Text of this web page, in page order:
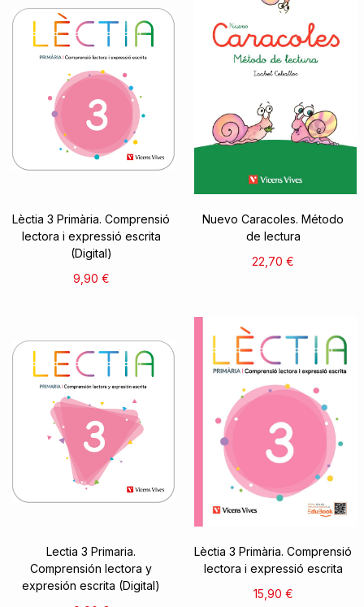
Lèctia 3 Primària. Comprensió
lectora i expressió escrita
(Digital)
9,90 €
Nuevo Caracoles. Método
de lectura
22,70 €
Lectia 3 Primaria.
Comprensión lectora y
expresión escrita (Digital)
Lèctia 3 Primària. Comprensió
lectora i expressió escrita
15,90 €